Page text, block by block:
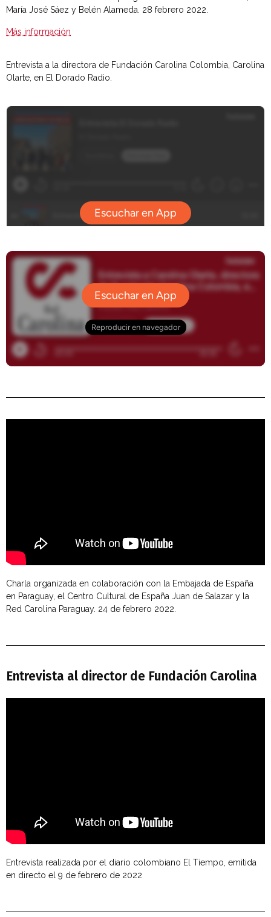
María José Sáez y Belén Alameda. 28 febrero 2022.
Más información
Entrevista a la directora de Fundación Carolina Colombia, Carolina
Olarte, en El Dorado Radio.
Charla organizada en colaboración con la Embajada de España
en Paraguay, el Centro Cultural de España Juan de Salazar y la
Red Carolina Paraguay. 24 de febrero 2022.
Entrevista al director de Fundación Carolina
Entrevista realizada por el diario colombiano El Tiempo, emitida
en directo el 9 de febrero de 2022